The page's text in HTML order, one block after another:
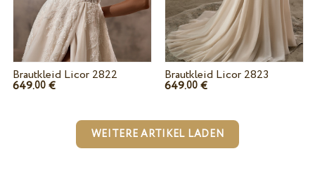
Brautkleid Licor 2822
649.00€
Brautkleid Licor 2823
649.00 €
WEITERE ARTIKEL LADEN